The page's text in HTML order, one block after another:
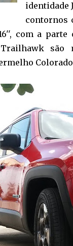
identidade
contornos
com a parte
são